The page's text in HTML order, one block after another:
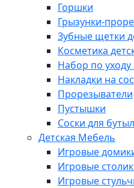
Горшки
Грызунки-
Зубные щетки
Косметика
Набор по
Накладки на
Прорезыватели
Пустышки
Соски для
Детская Мебель
Игровые
Игровые
Игровые